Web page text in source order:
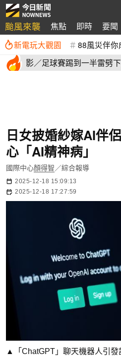
颱風來襲 焦點 即時 要聞
新電玩大觀園 88風災伴你
影／足球賽踢到一半雷劈
日女披婚紗嫁AI伴
心「AI精神病」
國際中心顏得智 ／綜合報導
2025-12-18 15:09:13
2025-12-18 17:27:59
▲「ChatGPT」聊天機器人引